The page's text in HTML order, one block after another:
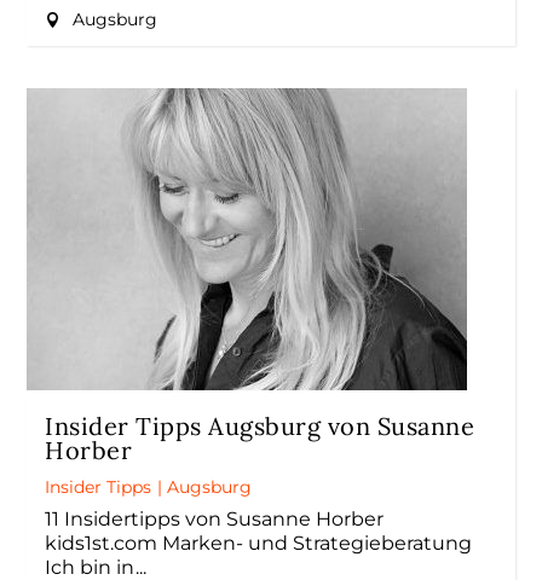
Augsburg
Insider Tipps Augsburg von Susanne
Horber
Insider Tipps |Augsburg
11 Insidertipps von Susanne Horber
kids1st.com Marken- und Strategieberatung
Ich bin in